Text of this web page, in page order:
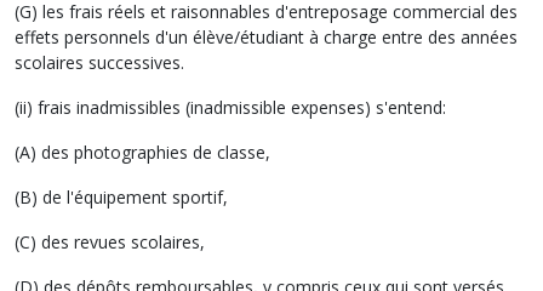
(G) les frais réels et raisonnables d'entreposage commercial des
effets personnels d'un élève/étudiant à charge entre des années
scolaires successives.
(ii) frais inadmissibles (inadmissible expenses) s'entend:
(A) des photographies de classe,
(B) de l'équipement sportif,
(C) des revues scolaires,
(D) des dépôts remboursables, y compris ceux qui sont versés